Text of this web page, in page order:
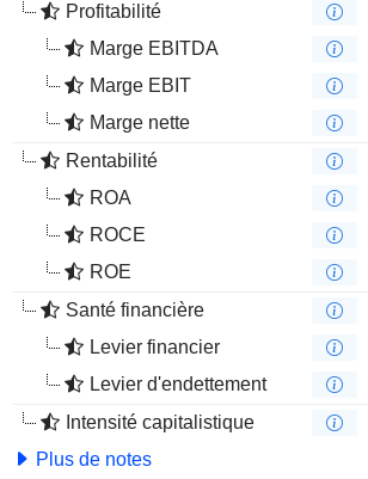
Profitabilité
Marge EBITDA
Marge EBIT
Marge nette
Rentabilité
ROA
ROCE
ROE
Santé financière
Levier financier
Levier d'endettement
Intensité capitalistique
Plus de notes